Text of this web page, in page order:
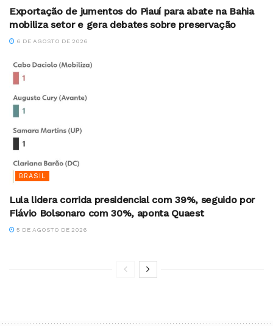
Exportação de jumentos do Piauí para abate na Bahia
mobiliza setor e gera debates sobre preservação
6 DE AGOSTO DE 2026
BRASIL
Lula lidera corrida presidencial com 39%, seguido por
Flávio Bolsonaro com 30%, aponta Quaest
5 DE AGOSTO DE 2026